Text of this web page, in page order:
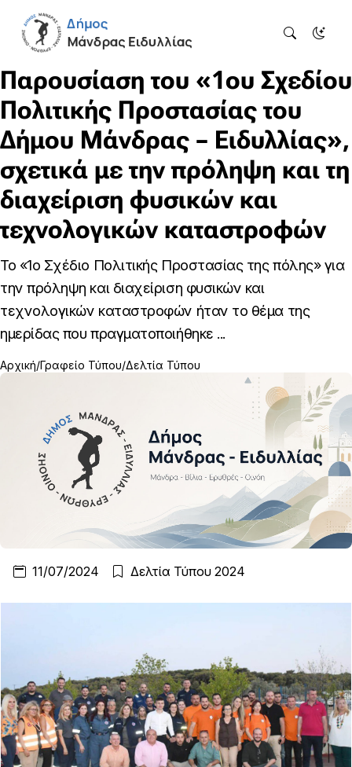
Παρουσίαση του «1ου Σχεδίου
Πολιτικής Προστασίας του
Δήμου Μάνδρας – Ειδυλλίας»,
σχετικά με την πρόληψη και τη
διαχείριση φυσικών και
τεχνολογικών καταστροφών
Το «1ο Σχέδιο Πολιτικής Προστασίας της πόλης» για
την πρόληψη και διαχείριση φυσικών και
τεχνολογικών καταστροφών ήταν το θέμα της
ημερίδας που πραγματοποιήθηκε ...
Αρχική Γραφείο Τύπου Δελτία Τύπου
11/07/2024 Δελτία Τύπου 2024